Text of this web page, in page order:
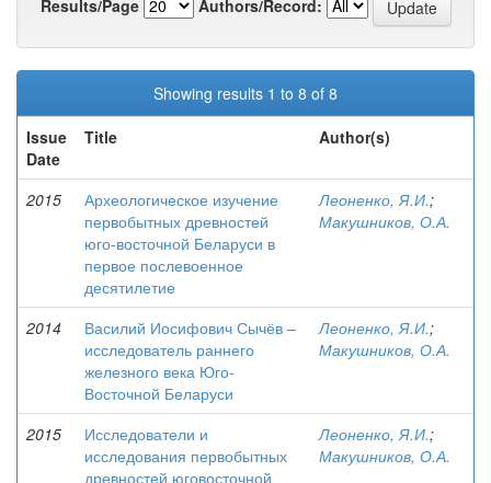
Results/Page
Authors/Record:
Showing results 1 to 8 of 8
Issue
Date
Title Author(s)
2015
Археологическое изучение
первобытных древностей
юго-восточной Беларуси в
первое послевоенное
десятилетие
Леоненко, Я.И.;
Макушников, О.А.
2014
Василий Иосифович Сычёв –
исследователь раннего
железного века Юго-
Восточной Беларуси
Леоненко, Я.И.;
Макушников, О.А.
2015
Исследователи и
исследования первобытных
древностей юговосточной
Леоненко, Я.И.;
Макушников, О.А.